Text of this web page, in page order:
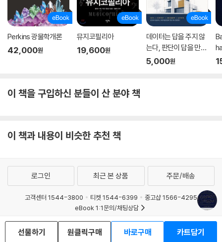
Perkins 광물학개론
42,000원
뮤지코필리아
19,600원
데이터는 답을 주지 않
는다, 판단이 답을 만든
다.
5,000원
이 책을 구입하신 분들이 산 분야 책
이 책과 내용이 비슷한 추천 책
선물하기 원클릭구매 바로구매 카트담기
로그인 최근 본 상품 주문/배송
고객센터 1544-3800 티켓 1544-6399
중고샵 1566-4295
eBook 1:1문의/채팅상담
예스이십사(주) 사업자 정보
이용약관
개인정보처리방침 청소년보호정책